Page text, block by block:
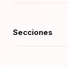
Secciones